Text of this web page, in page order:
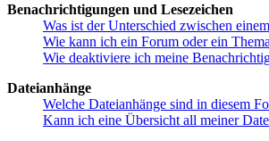
Benachrichtigungen und Lesezeichen
Was ist der Unterschied zwischen
Wie kann ich ein Forum oder ein
Wie deaktiviere ich meine
Dateianhänge
Welche Dateianhänge sind in diesem
Kann ich eine Übersicht all meiner